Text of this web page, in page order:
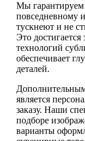
Мы гарантируем
повседневному
тускнеют и не
Это
технологий
обеспечивает
деталей.
является
заказу. Наши
подборе
варианты